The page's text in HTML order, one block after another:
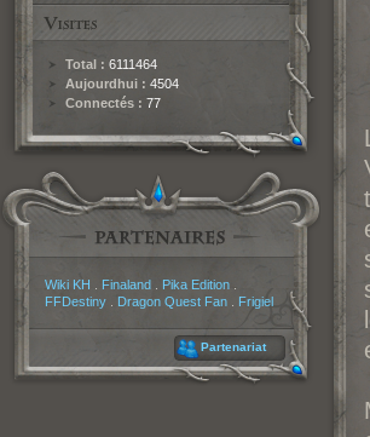
Total : 6111464
Aujourdhui : 4504
Connectés : 77
Wiki KH Finaland Pika Edition
FFDestiny
Dragon Quest Fan Frigiel
Partenariat